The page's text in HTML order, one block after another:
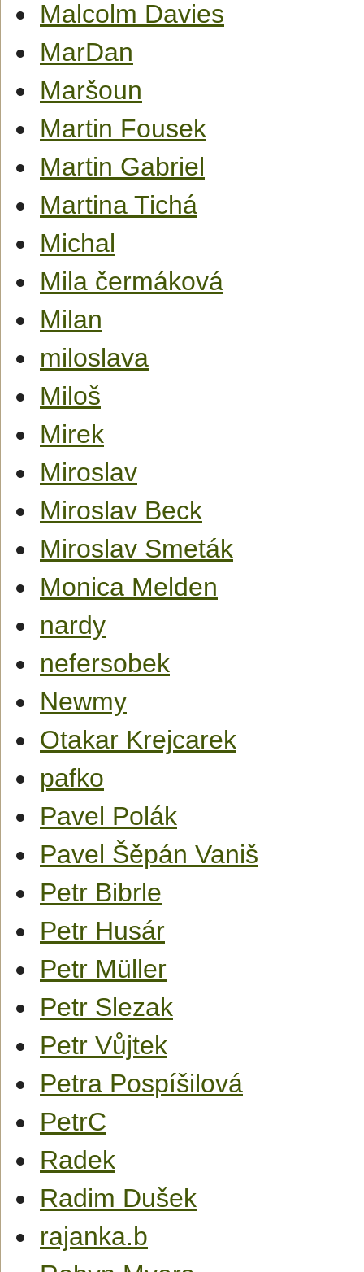
Malcolm Davies
MarDan
Maršoun
Martin Fousek
Martin Gabriel
Martina Tichá
Michal
Mila čermáková
Milan
miloslava
Miloš
Mirek
Miroslav
Miroslav Beck
Miroslav Smeták
Monica Melden
nardy
nefersobek
Newmy
Otakar Krejcarek
pafko
Pavel Polák
Pavel Šěpán Vaniš
Petr Bibrle
Petr Husár
Petr Müller
Petr Slezak
Petr Vůjtek
Petra Pospíšilová
PetrC
Radek
Radim Dušek
rajanka.b